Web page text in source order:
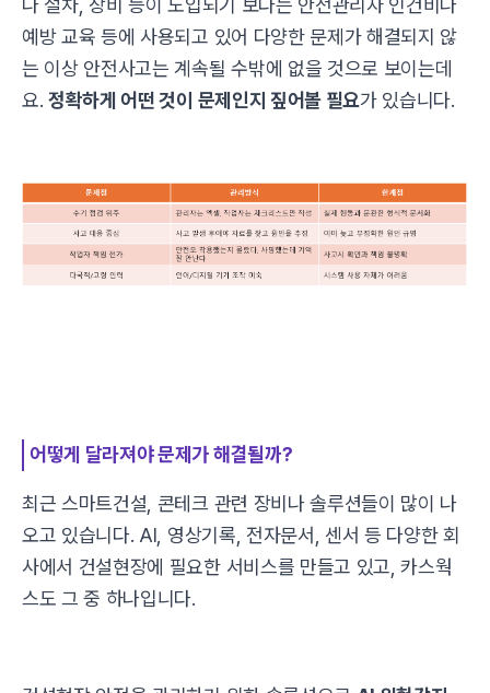
나 절차, 장비 등이 도입되기 보다는 안전관리자 인건비나
예방 교육 등에 사용되고 있어 다양한 문제가 해결되지 않
는 이상 안전사고는 계속될 수밖에 없을 것으로 보이는데
요.정확하게 어떤 것이 문제인지 짚어볼 필요가 있습니다.
어떻게 달라져야 문제가 해결될까?
최근 스마트건설, 콘테크 관련 장비나 솔루션들이 많이 나
오고 있습니다. AI, 영상기록, 전자문서, 센서 등 다양한 회
사에서 건설현장에 필요한 서비스를 만들고 있고, 카스웍
스도 그 중 하나입니다.